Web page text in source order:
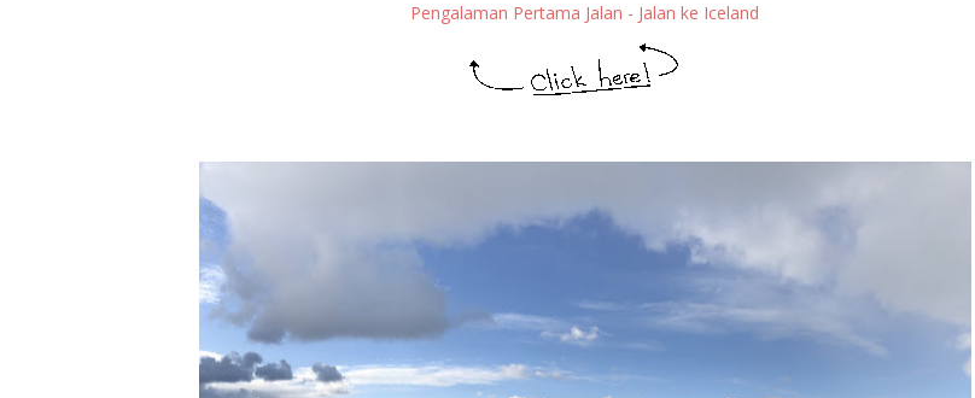
Pengalaman Pertama Jalan - Jalan ke Iceland